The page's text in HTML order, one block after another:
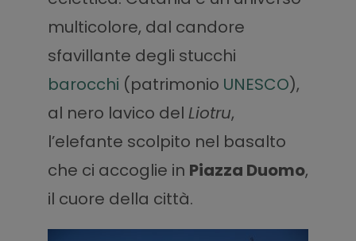
multicolore, dal candore
sfavillante degli stucchi
barocchi (patrimonio UNESCO),
al nero lavico del Liotru,
l’elefante scolpito nel basalto
che ci accoglie in Piazza Duomo,
il cuore della città.